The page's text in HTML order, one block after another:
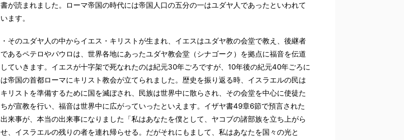
書が読まれました。ローマ帝国の時代には帝国人口の五分の一はユダヤ人であったといわれて
います。
・そのユダヤ人の中からイエス・キリストが生まれ、イエスはユダヤ教の会堂で教え、後継者
であるペテロやパウロは、世界各地にあったユダヤ教会堂（シナゴーク）を拠点に福音を伝道
していきます。イエスが十字架で死なれたのは紀元30年ごろですが、10年後の紀元40年ごろに
は帝国の首都ローマにキリスト教会が立てられました。歴史を振り返る時、イスラエルの民は
キリストを準備するために国を滅ぼされ、民族は世界中に散らされ、その会堂を中心に使徒た
ちが宣教を行い、福音は世界中に広がっていったといえます。イザヤ書49章6節で預言された
出来事が、本当の出来事になりました「私はあなたを僕として、ヤコブの諸部族を立ち上がら
せ、イスラエルの残りの者を連れ帰らせる。だがそれにもまして、私はあなたを国々の光と